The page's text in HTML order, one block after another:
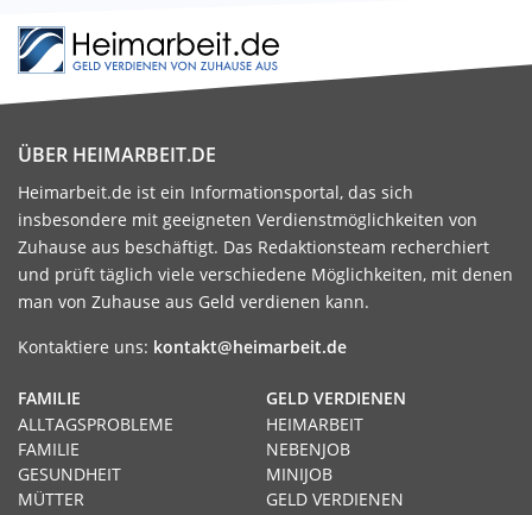
ÜBER HEIMARBEIT.DE
Heimarbeit.de ist ein Informationsportal, das sich
insbesondere mit geeigneten Verdienstmöglichkeiten von
Zuhause aus beschäftigt. Das Redaktionsteam recherchiert
und prüft täglich viele verschiedene Möglichkeiten, mit denen
man von Zuhause aus Geld verdienen kann.
Kontaktiere uns: kontakt@heimarbeit.de
GELD VERDIENEN
HEIMARBEIT
NEBENJOB
MINIJOB
GELD VERDIENEN
FAMILIE
ALLTAGSPROBLEME
FAMILIE
GESUNDHEIT
MÜTTER